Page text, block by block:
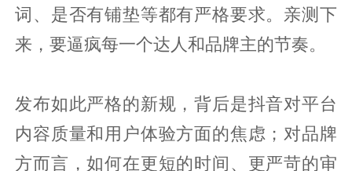
词、是否有铺垫等都有严格要求。亲测下
来，要逼疯每一个达人和品牌主的节奏。
发布如此严格的新规，背后是抖音对平台
内容质量和用户体验方面的焦虑；对品牌
方而言，如何在更短的时间、更严苛的审